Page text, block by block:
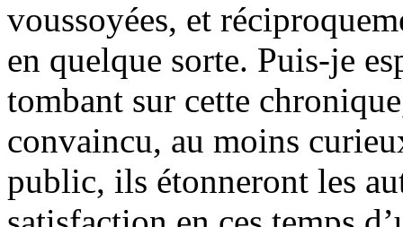
voussoyées, et
en quelque sorte. Puis-je
tombant sur cette
convaincu, au moins
public, ils étonneront les